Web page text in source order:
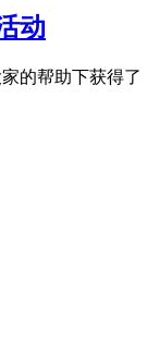
动
的帮助下获得了